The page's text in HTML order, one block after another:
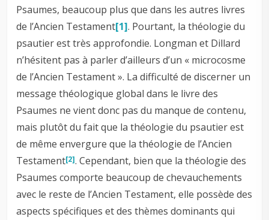
Psaumes, beaucoup plus que dans les autres livres
de l’Ancien Testament[1]. Pourtant, la théologie du
psautier est très approfondie. Longman et Dillard
n’hésitent pas à parler d’ailleurs d’un « microcosme
de l’Ancien Testament ». La difficulté de discerner un
message théologique global dans le livre des
Psaumes ne vient donc pas du manque de contenu,
mais plutôt du fait que la théologie du psautier est
de même envergure que la théologie de l’Ancien
Testament[2]. Cependant, bien que la théologie des
Psaumes comporte beaucoup de chevauchements
avec le reste de l’Ancien Testament, elle possède des
aspects spécifiques et des thèmes dominants qui